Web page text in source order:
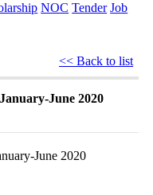
NOC Tender Job
<< Back to list
June 2020
June 2020